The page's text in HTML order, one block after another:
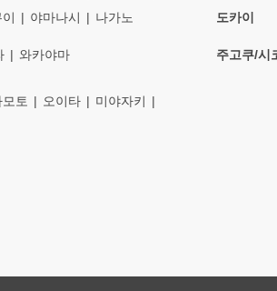
야마나시 나가노 도카이
와카야마 주고쿠/시
토 오이타
미야자키